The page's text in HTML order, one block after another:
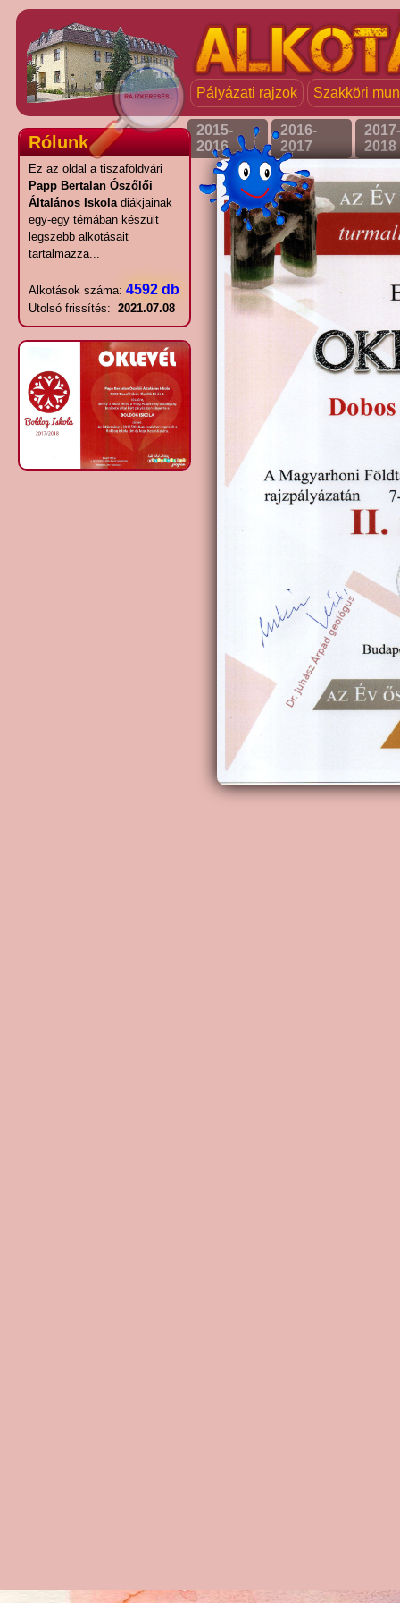
Pályázati rajzok Szakköri
Rólunk
Ez az oldal a tiszaföldvári
Papp Bertalan Ószőlői
Általános Iskoladiákjainak
egy-egy témában készült
legszebb alkotásait
tartalmazza...
Alkotások száma: 4592 db
Utolsó frissítés: 2021.07.08
2015-
2016
2016-
2017
2017-
2018